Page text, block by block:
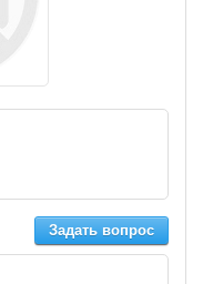
Задать вопрос